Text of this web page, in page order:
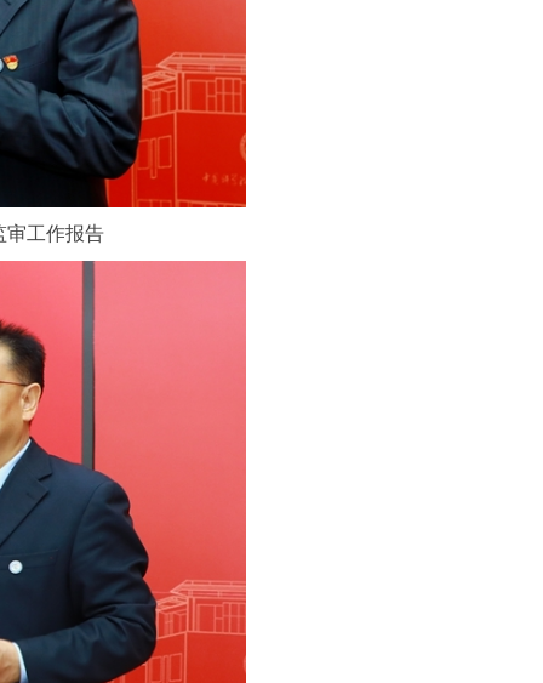
审工作报告